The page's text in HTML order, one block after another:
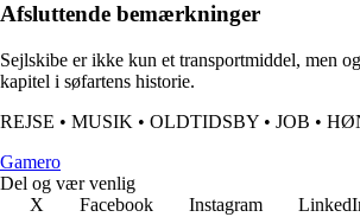
Afsluttende bemærkninger
Sejlskibe er ikke kun et transportmiddel, men
kapitel i søfartens historie.
REJSE • MUSIK • OLDTIDSBY • JOB •
Gamero
Del og vær venlig
X
Facebook Instagram